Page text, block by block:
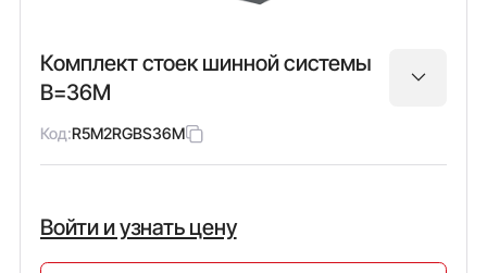
Комплект стоек шинной системы
В=36М
Код:R5M2RGBS36M
Войти и узнать цену